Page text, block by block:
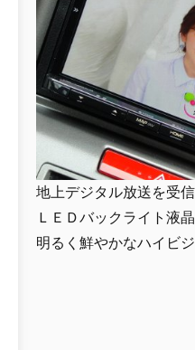
地上デジタル放送を受
ＬＥＤバックライト液
明るく鮮やかなハイビ